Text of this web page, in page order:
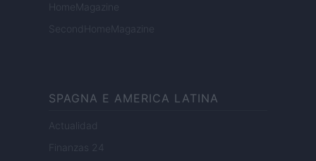
HomeMagazine
SecondHomeMagazine
SPAGNA E AMERICA LATINA
Actualidad
Finanzas 24